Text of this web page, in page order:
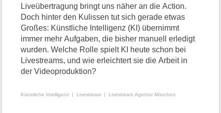
Liveübertragung bringt uns näher an die Action.
Doch hinter den Kulissen tut sich gerade etwas
Großes: Künstliche Intelligenz (KI) übernimmt
immer mehr Aufgaben, die bisher manuell erledigt
wurden. Welche Rolle spielt KI heute schon bei
Livestreams, und wie erleichtert sie die Arbeit in
der Videoproduktion?
Künstliche Intelligenz Livestream Livestream Agentur München